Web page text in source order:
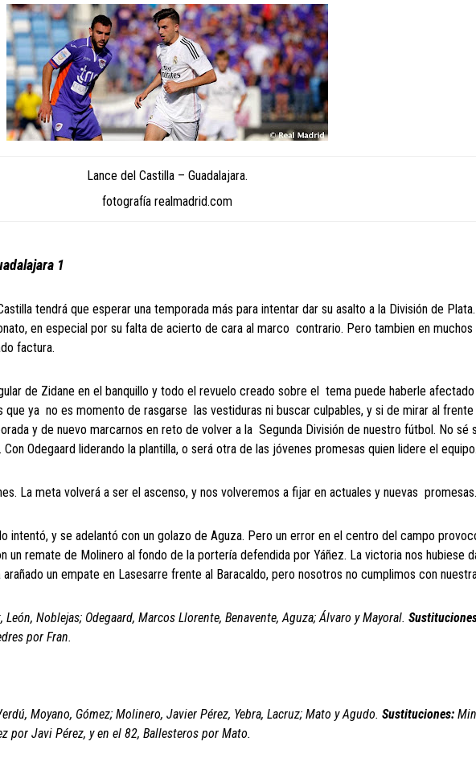
Lance del Castilla – Guadalajara.
fotografía realmadrid.com
1
tendrá que esperar una temporada más para intentar dar su asalto a la División de
en especial por su falta de acierto de cara al marco contrario. Pero tambien en
factura.
de Zidane en el banquillo y todo el revuelo creado sobre el tema puede haberle
que ya no es momento de rasgarse las vestiduras ni buscar culpables, y si de mirar al
y de nuevo marcarnos en reto de volver a la Segunda División de nuestro fútbol. No sé
Odegaard liderando la plantilla, o será otra de las jóvenes promesas quien lidere el
La meta volverá a ser el ascenso, y nos volveremos a fijar en actuales y nuevas promesas.
intentó, y se adelantó con un golazo de Aguza. Pero un error en el centro del campo
un remate de Molinero al fondo de la portería defendida por Yáñez. La victoria nos hubiese
arañado un empate en Lasesarre frente al Baracaldo, pero nosotros no cumplimos con
León, Noblejas; Odegaard, Marcos Llorente, Benavente, Aguza; Álvaro y Mayoral.
por Fran.
Moyano, Gómez; Molinero, Javier Pérez, Yebra, Lacruz; Mato y Agudo. Sustituciones:
por Javi Pérez, y en el 82, Ballesteros por Mato.